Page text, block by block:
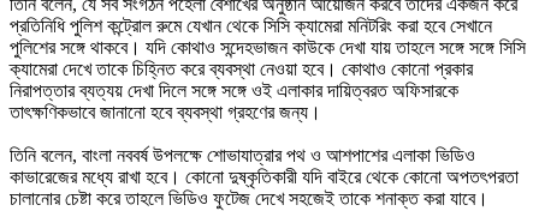
তিনি বলেন, যে সব সংগঠন পহেলা বৈশাখের অনুষ্ঠান আয়োজন করবে তাদের একজন করে
প্রতিনিধি পুলিশ কন্ট্রোল রুমে যেখান থেকে সিসি ক্যামেরা মনিটরিং করা হবে সেখানে
পুলিশের সঙ্গে থাকবে। যদি কোথাও সন্দেহভাজন কাউকে দেখা যায় তাহলে সঙ্গে সঙ্গে সিসি
ক্যামেরা দেখে তাকে চিহ্নিত করে ব্যবস্থা নেওয়া হবে। কোথাও কোনো প্রকার
নিরাপত্তার ব্যত্যয় দেখা দিলে সঙ্গে সঙ্গে ওই এলাকার দায়িত্বরত অফিসারকে
তাৎক্ষণিকভাবে জানানো হবে ব্যবস্থা গ্রহণের জন্য।
তিনি বলেন, বাংলা নববর্ষ উপলক্ষে শোভাযাত্রার পথ ও আশপাশের এলাকা ভিডিও
কাভারেজের মধ্যে রাখা হবে। কোনো দুষ্কৃতিকারী যদি বাইরে থেকে কোনো অপতৎপরতা
চালানোর চেষ্টা করে তাহলে ভিডিও ফুটেজ দেখে সহজেই তাকে শনাক্ত করা যাবে।